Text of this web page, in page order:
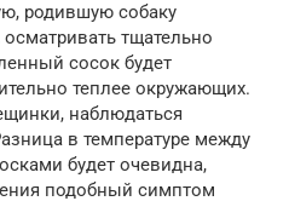
родившую собаку
тщательно
сосок будет
теплее окружающих.
наблюдаться
в температуре между
будет очевидна,
подобный симптом